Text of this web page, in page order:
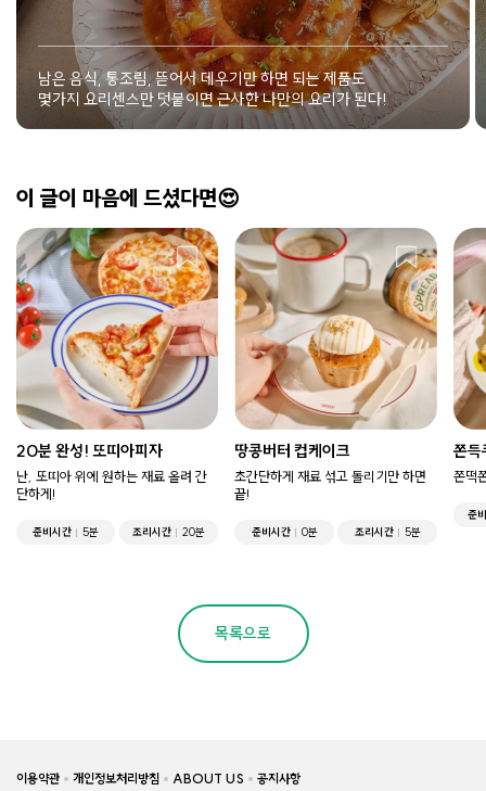
남은 음식, 통조림, 뜯어서 데우기만 하면 되는 제품도
몇가지 요리센스만 덧붙이면 근사한 나만의 요리가 된다!
이 글이 마음에 드셨다면😍
20분 완성! 또띠아피자
난, 또띠아 위에 원하는 재료 올려 간
단하게!
준비시간 5분 조리시간 20분
땅콩버터 컵케이크
초간단하게 재료 섞고 돌리기만 하면
끝!
준비시간 0분 조리시간 5분
쫀득
쫀떡
준
목록으로
이용약관 개인정보처리방침 ABOUT US 공지사항